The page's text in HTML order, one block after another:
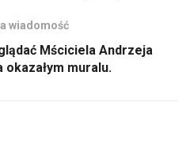
wiadomość
Mściciela Andrzeja
muralu.